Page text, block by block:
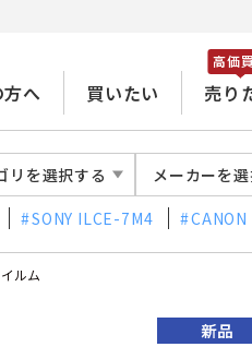
へ 買いたい 売り
高価
リを選択する メーカーを
SONY ILCE-7M4
ルム